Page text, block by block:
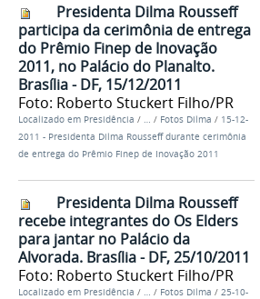
Presidenta Dilma Rousseff
participa da cerimônia de entrega
do Prêmio Finep de Inovação
2011, no Palácio do Planalto.
Brasília - DF, 15/12/2011
Foto: Roberto Stuckert Filho/PR
Localizado em Presidência / … / Fotos Dilma / 15-12-
2011 - Presidenta Dilma Rousseff durante cerimônia
de entrega do Prêmio Finep de Inovação 2011
Presidenta Dilma Rousseff
recebe integrantes do Os Elders
para jantar no Palácio da
Alvorada. Brasília - DF, 25/10/2011
Foto: Roberto Stuckert Filho/PR
Localizado em Presidência / … / Fotos Dilma / 25-10-